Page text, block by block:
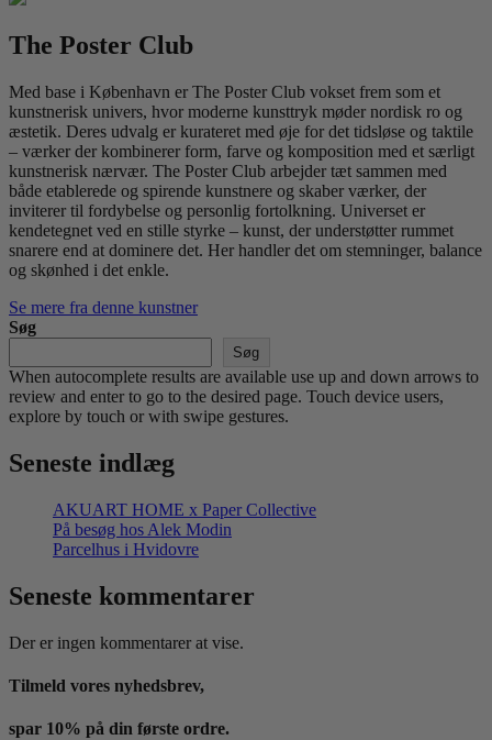
The Poster Club
Med base i København er The Poster Club vokset frem som et
kunstnerisk univers, hvor moderne kunsttryk møder nordisk ro og
æstetik. Deres udvalg er kurateret med øje for det tidsløse og taktile
– værker der kombinerer form, farve og komposition med et særligt
kunstnerisk nærvær. The Poster Club arbejder tæt sammen med
både etablerede og spirende kunstnere og skaber værker, der
inviterer til fordybelse og personlig fortolkning. Universet er
kendetegnet ved en stille styrke – kunst, der understøtter rummet
snarere end at dominere det. Her handler det om stemninger, balance
og skønhed i det enkle.
Se mere fra denne kunstner
Søg
Søg
When autocomplete results are available use up and down arrows to
review and enter to go to the desired page. Touch device users,
explore by touch or with swipe gestures.
Seneste indlæg
AKUART HOME x Paper Collective
På besøg hos Alek Modin
Parcelhus i Hvidovre
Seneste kommentarer
Der er ingen kommentarer at vise.
Tilmeld vores nyhedsbrev,
spar 10% på din første ordre.